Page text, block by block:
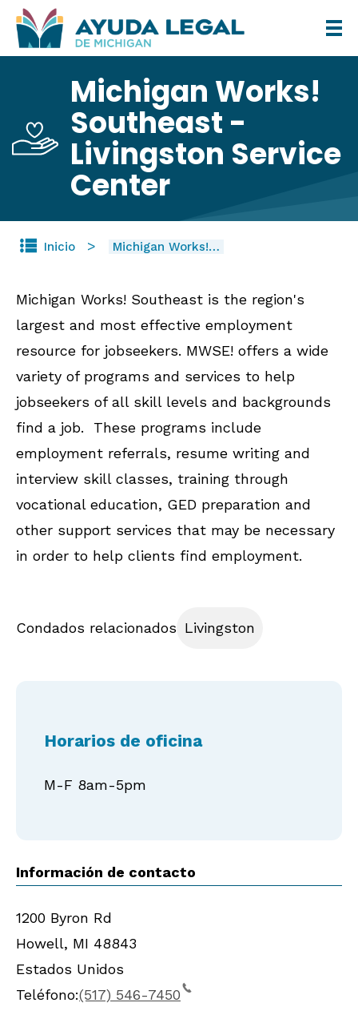
Pasar
al
Michigan Works!
Southeast -
Livingston Service
Center
Inicio Michigan Works!…
Michigan Works! Southeast is the region's
largest and most effective employment
resource for jobseekers. MWSE! offers a wide
variety of programs and services to help
jobseekers of all skill levels and backgrounds
find a job. These programs include
employment referrals, resume writing and
interview skill classes, training through
vocational education, GED preparation and
other support services that may be necessary
in order to help clients find employment.
Condados relacionados Livingston
Horarios de oficina
M-F 8am-5pm
Información de contacto
1200 Byron Rd
Howell, MI 48843
Estados Unidos
Teléfono:(517) 546-7450